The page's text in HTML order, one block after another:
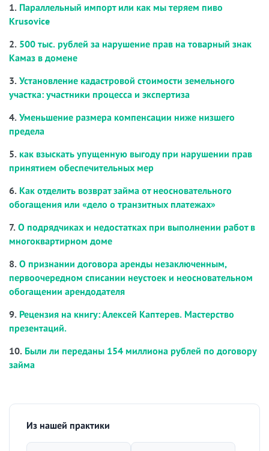
1. Параллельный импорт или как мы теряем пиво
Krusovice
2. 500 тыс. рублей за нарушение прав на товарный знак
Камаз в домене
3. Установление кадастровой стоимости земельного
участка: участники процесса и экспертиза
4. Уменьшение размера компенсации ниже низшего
предела
5. как взыскать упущенную выгоду при нарушении прав
принятием обеспечительных мер
6. Как отделить возврат займа от неосновательного
обогащения или «дело о транзитных платежах»
7. О подрядчиках и недостатках при выполнении работ в
многоквартирном доме
8. О признании договора аренды незаключенным,
первоочередном списании неустоек и неосновательном
обогащении арендодателя
9. Рецензия на книгу: Алексей Каптерев. Мастерство
презентаций.
10. Были ли переданы 154 миллиона рублей по договору
займа
Из нашей практики